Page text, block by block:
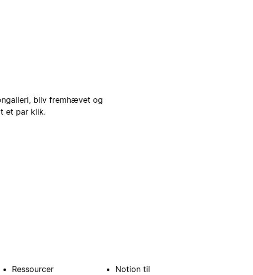
bliv fremhævet og
et par klik.
Ressourcer
Notion til